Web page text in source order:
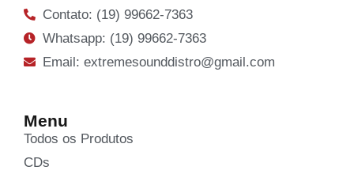
Contato: (19) 99662-7363
Whatsapp: (19) 99662-7363
Email: extremesounddistro@gmail.com
Menu
Todos os Produtos
CDs